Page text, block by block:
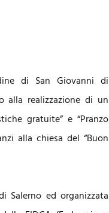
di San Giovanni di
alla realizzazione di un
gratuite” e “Pranzo
alla chiesa del “Buon
Salerno ed organizzata